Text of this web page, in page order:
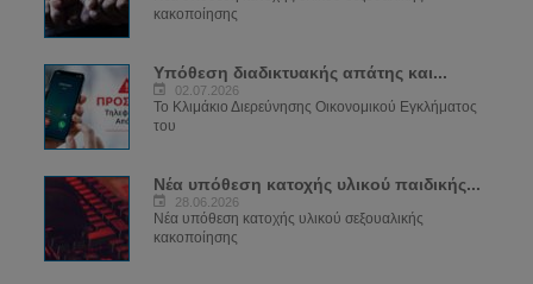
κακοποίησης
Υπόθεση διαδικτυακής απάτης και...
02.07.2026
Το Κλιμάκιο Διερεύνησης Οικονομικού Εγκλήματος
του
Νέα υπόθεση κατοχής υλικού παιδικής...
28.06.2026
Νέα υπόθεση κατοχής υλικού σεξουαλικής
κακοποίησης